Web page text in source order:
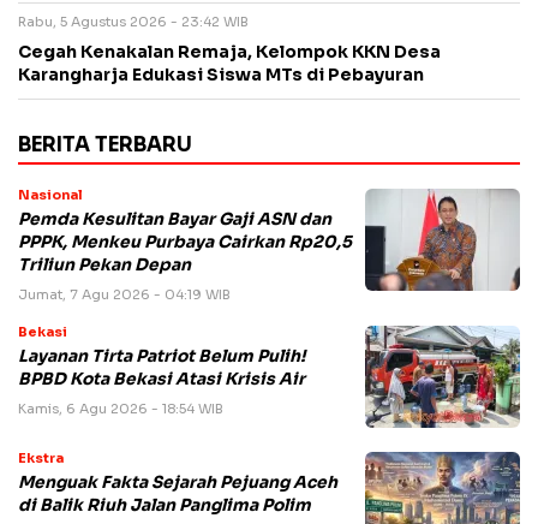
Rabu, 5 Agustus 2026 - 23:42 WIB
Cegah Kenakalan Remaja, Kelompok KKN Desa
Karangharja Edukasi Siswa MTs di Pebayuran
BERITA TERBARU
Nasional
Pemda Kesulitan Bayar Gaji ASN dan
PPPK, Menkeu Purbaya Cairkan Rp20,5
Triliun Pekan Depan
Jumat, 7 Agu 2026 - 04:19 WIB
Bekasi
Layanan Tirta Patriot Belum Pulih!
BPBD Kota Bekasi Atasi Krisis Air
Kamis, 6 Agu 2026 - 18:54 WIB
Ekstra
Menguak Fakta Sejarah Pejuang Aceh
di Balik Riuh Jalan Panglima Polim